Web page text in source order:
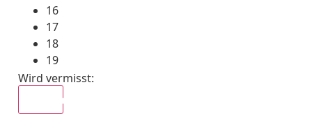
16
17
18
19
Wird vermisst: